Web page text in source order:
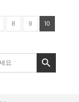
8 9 10
